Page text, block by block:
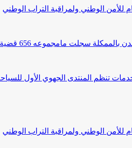
للأمن الوطني ولمراقبة التراب الوطني
تنظم المنتدى الجهوي الأول
للأمن الوطني ولمراقبة التراب الوطني